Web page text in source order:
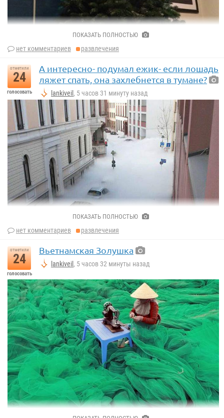
ПОКАЗАТЬ ПОЛНОСТЬЮ
нет комментариев развлечения
отметили
24
голосовать
А интересно- подумал ежик- если лошадь
ляжет спать, она захлебнется в тумане?
lankiveil , 5 часов 31 минуту назад
ПОКАЗАТЬ ПОЛНОСТЬЮ
нет комментариев развлечения
отметили
24
голосовать
Вьетнамская Золушка
lankiveil , 5 часов 32 минуты назад